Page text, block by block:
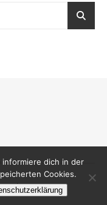
.
dich in der
Cookies.